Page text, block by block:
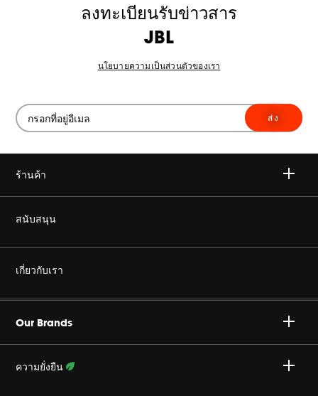
ลงทะเบียนรับข่าวสาร
JBL
นโยบายความเป็นส่วนตัวของเรา
ส่ง
ร้านค้า
ไวเลส
เฮดโฟน
Gaming
สนับสนุน
ซื้อของแท้
ร้านค้าตัวแทนจำหน่ายอย่างเป็นทางการ
เกี่ยวกับเรา
Our Brands
ความยั่งยืน